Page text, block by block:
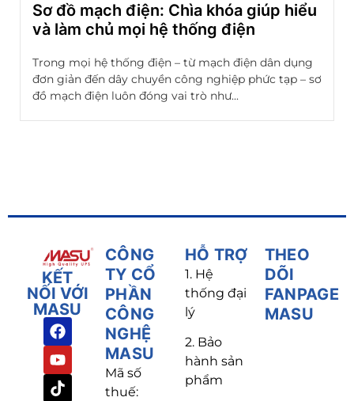
Sơ đồ mạch điện: Chìa khóa giúp hiểu
và làm chủ mọi hệ thống điện
Trong mọi hệ thống điện – từ mạch điện dân dụng
đơn giản đến dây chuyền công nghiệp phức tạp – sơ
đồ mạch điện luôn đóng vai trò như...
KẾT
NỐI VỚI
MASU
CÔNG
TY CỔ
PHẦN
CÔNG
NGHỆ
MASU
Mã số
thuế:
HỖ TRỢ
1. Hệ
thống đại
lý
2. Bảo
hành sản
phẩm
THEO
DÕI
FANPAGE
MASU